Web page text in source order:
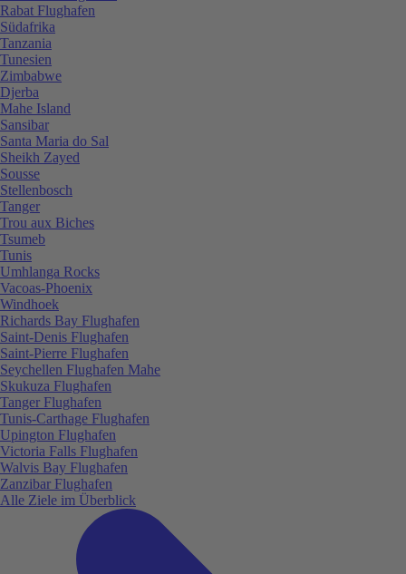
Rabat Flughafen
Südafrika
Tanzania
Tunesien
Zimbabwe
Djerba
Mahe Island
Sansibar
Santa Maria do Sal
Sheikh Zayed
Sousse
Stellenbosch
Tanger
Trou aux Biches
Tsumeb
Tunis
Umhlanga Rocks
Vacoas-Phoenix
Windhoek
Richards Bay Flughafen
Saint-Denis Flughafen
Saint-Pierre Flughafen
Seychellen Flughafen Mahe
Skukuza Flughafen
Tanger Flughafen
Tunis-Carthage Flughafen
Upington Flughafen
Victoria Falls Flughafen
Walvis Bay Flughafen
Zanzibar Flughafen
Alle Ziele im Überblick